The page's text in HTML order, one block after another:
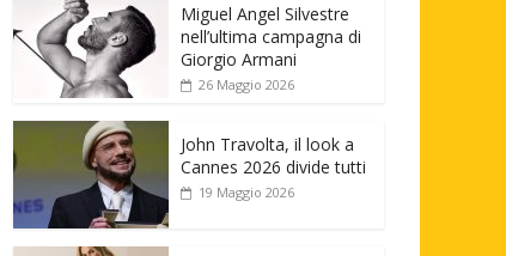
Miguel Angel Silvestre
nell’ultima campagna di
Giorgio Armani
26 Maggio 2026
John Travolta, il look a
Cannes 2026 divide tutti
19 Maggio 2026